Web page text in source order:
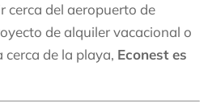
cerca del aeropuerto de
de alquiler vacacional o
de la playa, Econest es